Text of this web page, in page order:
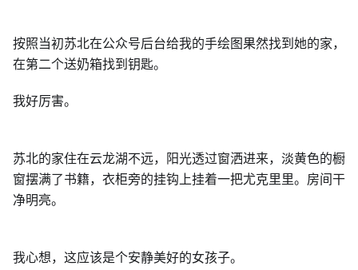
按照当初苏北在公众号后台给我的手绘图果然找到她的家，
在第二个送奶箱找到钥匙。
我好厉害。
苏北的家住在云龙湖不远，阳光透过窗洒进来，淡黄色的橱
窗摆满了书籍，衣柜旁的挂钩上挂着一把尤克里里。房间干
净明亮。
我心想，这应该是个安静美好的女孩子。